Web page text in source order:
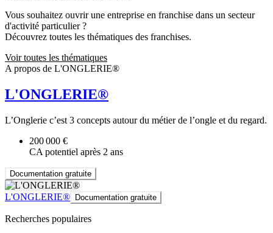
Vous souhaitez ouvrir une entreprise en franchise dans un secteur
d'activité particulier ?
Découvrez toutes les thématiques des franchises.
Voir toutes les thématiques
A propos de L'ONGLERIE®
L'ONGLERIE®
L’Onglerie c’est 3 concepts autour du métier de l’ongle et du regard.
200 000 €
CA potentiel après 2 ans
Documentation gratuite
L'ONGLERIE® Documentation gratuite
Recherches populaires